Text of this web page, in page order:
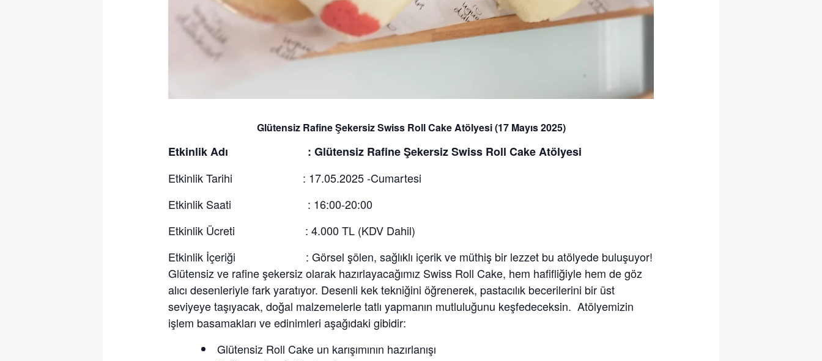
Glütensiz Rafine Şekersiz Swiss Roll Cake Atölyesi (17 Mayıs 2025)
Etkinlik Adı : Glütensiz Rafine Şekersiz Swiss Roll Cake Atölyesi
Etkinlik Tarihi : 17.05.2025 -Cumartesi
Etkinlik Saati : 16:00-20:00
Etkinlik Ücreti : 4.000 TL (KDV Dahil)
Etkinlik İçeriği : Görsel şölen, sağlıklı içerik ve müthiş bir lezzet bu atölyede buluşuyor!
Glütensiz ve rafine şekersiz olarak hazırlayacağımız Swiss Roll Cake, hem hafifliğiyle hem de göz
alıcı desenleriyle fark yaratıyor. Desenli kek tekniğini öğrenerek, pastacılık becerilerini bir üst
seviyeye taşıyacak, doğal malzemelerle tatlı yapmanın mutluluğunu keşfedeceksin. Atölyemizin
işlem basamakları ve edinimleri aşağıdaki gibidir:
Glütensiz Roll Cake un karışımının hazırlanışı